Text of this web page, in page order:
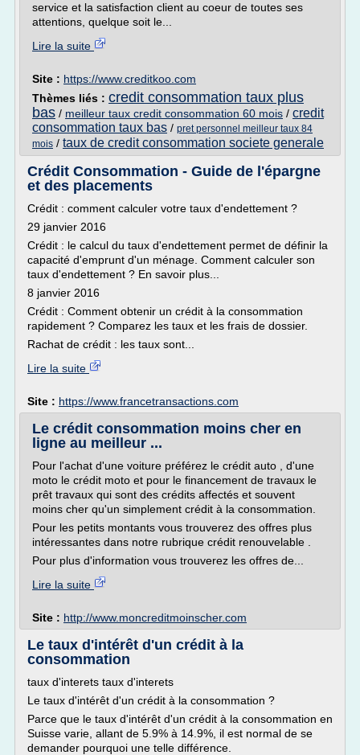
service et la satisfaction client au coeur de toutes ses
attentions, quelque soit le...
Lire la suite
Site : https://www.creditkoo.com
Thèmes liés : credit consommation taux plus
bas / meilleur taux credit consommation 60 mois / credit
consommation taux bas / pret personnel meilleur taux 84
mois / taux de credit consommation societe generale
Crédit Consommation - Guide de l'épargne
et des placements
Crédit : comment calculer votre taux d'endettement ?
29 janvier 2016
Crédit : le calcul du taux d'endettement permet de définir la
capacité d'emprunt d'un ménage. Comment calculer son
taux d'endettement ? En savoir plus...
8 janvier 2016
Crédit : Comment obtenir un crédit à la consommation
rapidement ? Comparez les taux et les frais de dossier.
Rachat de crédit : les taux sont...
Lire la suite
Site : https://www.francetransactions.com
Le crédit consommation moins cher en
ligne au meilleur ...
Pour l'achat d'une voiture préférez le crédit auto , d'une
moto le crédit moto et pour le financement de travaux le
prêt travaux qui sont des crédits affectés et souvent
moins cher qu'un simplement crédit à la consommation.
Pour les petits montants vous trouverez des offres plus
intéressantes dans notre rubrique crédit renouvelable .
Pour plus d'information vous trouverez les offres de...
Lire la suite
Site : http://www.moncreditmoinscher.com
Le taux d'intérêt d'un crédit à la
consommation
taux d'interets taux d'interets
Le taux d'intérêt d'un crédit à la consommation ?
Parce que le taux d'intérêt d'un crédit à la consommation en
Suisse varie, allant de 5.9% à 14.9%, il est normal de se
demander pourquoi une telle différence.